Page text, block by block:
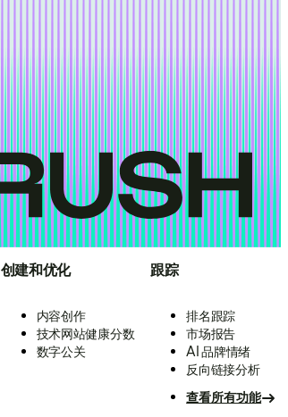
创建和优化
内容创作
技术网站健康分数
数字公关
跟踪
排名跟踪
市场报告
AI 品牌情绪
反向链接分析
查看所有功能